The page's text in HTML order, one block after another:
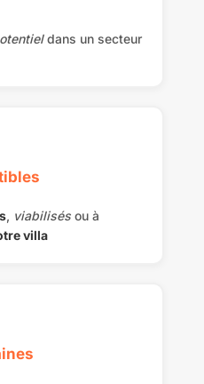
dans un secteur
, viabilisésou à
villa